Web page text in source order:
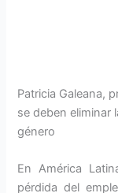
Patricia Galeana,
se deben eliminar
género
En América
pérdida del